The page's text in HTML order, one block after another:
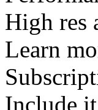
High res
Learn
Include